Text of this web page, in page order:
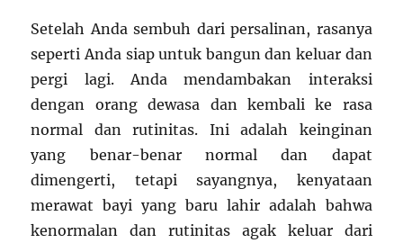
Setelah Anda sembuh dari persalinan, rasanya
seperti Anda siap untuk bangun dan keluar dan
pergi lagi. Anda mendambakan interaksi
dengan orang dewasa dan kembali ke rasa
normal dan rutinitas. Ini adalah keinginan
yang benar-benar normal dan dapat
dimengerti, tetapi sayangnya, kenyataan
merawat bayi yang baru lahir adalah bahwa
kenormalan dan rutinitas agak keluar dari